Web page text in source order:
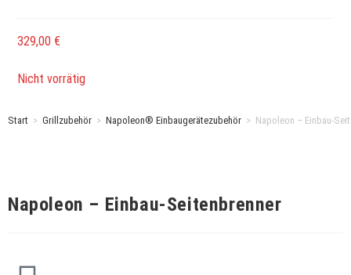
329,00 €
Nicht vorrätig
Start > Grillzubehör > Napoleon® Einbaugerätezubehör > Napoleon – Einbau-
Napoleon – Einbau-Seitenbrenner